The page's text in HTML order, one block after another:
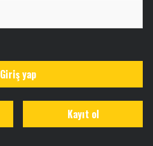
Giriş yap
Kayıt ol